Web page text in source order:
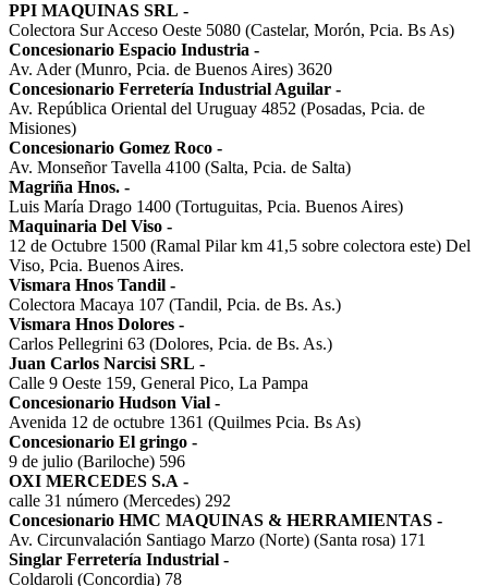
PPI MAQUINAS SRL -
Colectora Sur Acceso Oeste 5080 (Castelar, Morón, Pcia. Bs As)
Concesionario Espacio Industria -
Av. Ader (Munro, Pcia. de Buenos Aires) 3620
Concesionario Ferretería Industrial Aguilar -
Av. República Oriental del Uruguay 4852 (Posadas, Pcia. de
Misiones)
Concesionario Gomez Roco -
Av. Monseñor Tavella 4100 (Salta, Pcia. de Salta)
Magriña Hnos. -
Luis María Drago 1400 (Tortuguitas, Pcia. Buenos Aires)
Maquinaria Del Viso -
12 de Octubre 1500 (Ramal Pilar km 41,5 sobre colectora este) Del
Viso, Pcia. Buenos Aires.
Vismara Hnos Tandil -
Colectora Macaya 107 (Tandil, Pcia. de Bs. As.)
Vismara Hnos Dolores -
Carlos Pellegrini 63 (Dolores, Pcia. de Bs. As.)
Juan Carlos Narcisi SRL -
Calle 9 Oeste 159, General Pico, La Pampa
Concesionario Hudson Vial -
Avenida 12 de octubre 1361 (Quilmes Pcia. Bs As)
Concesionario El gringo -
9 de julio (Bariloche) 596
OXI MERCEDES S.A -
calle 31 número (Mercedes) 292
Concesionario HMC MAQUINAS & HERRAMIENTAS -
Av. Circunvalación Santiago Marzo (Norte) (Santa rosa) 171
Singlar Ferretería Industrial -
Coldaroli (Concordia) 78